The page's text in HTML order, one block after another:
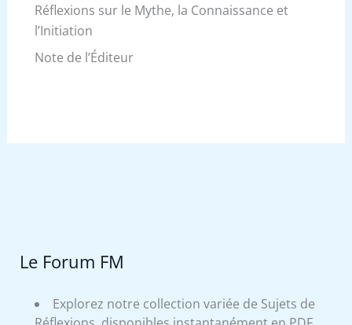
Réflexions sur le Mythe, la Connaissance et
l’Initiation
Note de l’Éditeur
Le Forum FM
Explorez notre collection variée de Sujets de